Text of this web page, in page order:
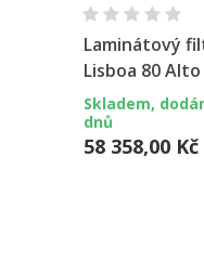
Rychlý
Laminátový
Lisboa 80 Alto
Skladem,
dnů
58 358,00 Kč